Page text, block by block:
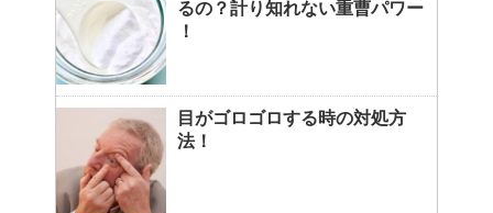
るの？計り知れない重曹パワー
！
目がゴロゴロする時の対処方
法！